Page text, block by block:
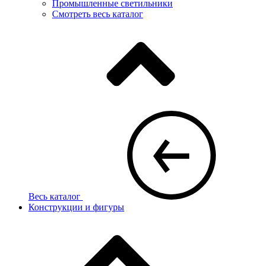
Промышленные светильники
Смотреть весь каталог
Весь каталог
Конструкции и фигуры